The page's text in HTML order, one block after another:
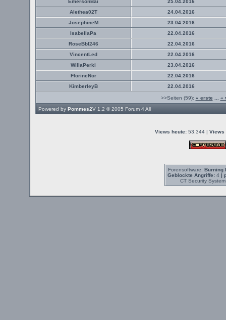
EmersonBai
25.04.2016
Alethea02T
24.04.2016
JosephineM
23.04.2016
IsabellaPa
22.04.2016
RoseBbl246
22.04.2016
VincentLed
22.04.2016
WillaPerki
23.04.2016
FlorineNor
22.04.2016
KimberleyB
22.04.2016
>>Seiten (59): « erste
«
Powered by Pommes2V 1.2 © 2005 Forum 4 All
Views heute: 53.344 | Views
Forensoftware: Burning
Geblockte Angriffe:4 |
CT Security